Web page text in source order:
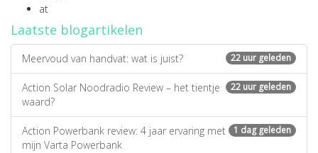
at
Laatste blogartikelen
22 uur geleden
Meervoud van handvat: wat is juist?
22 uur geleden
Action Solar Noodradio Review – het tientje
waard?
1 dag geleden
Action Powerbank review: 4 jaar ervaring met
mijn Varta Powerbank